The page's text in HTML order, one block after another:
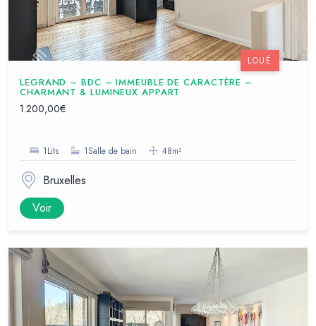
LEGRAND – BDC – IMMEUBLE DE CARACTÈRE –
CHARMANT & LUMINEUX APPART
1.200,00€
1Lits 1Salle de bain 48m²
Bruxelles
Voir
LOUÉ